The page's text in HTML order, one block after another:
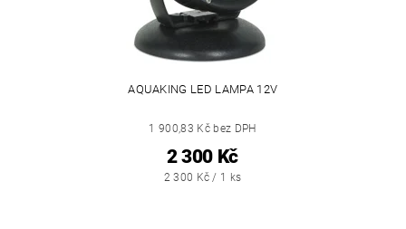
AQUAKING LED LAMPA 12V
1 900,83 Kč bez DPH
2 300 Kč
2 300 Kč / 1 ks